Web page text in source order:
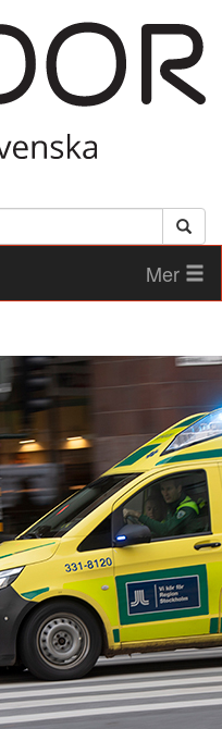
Mer